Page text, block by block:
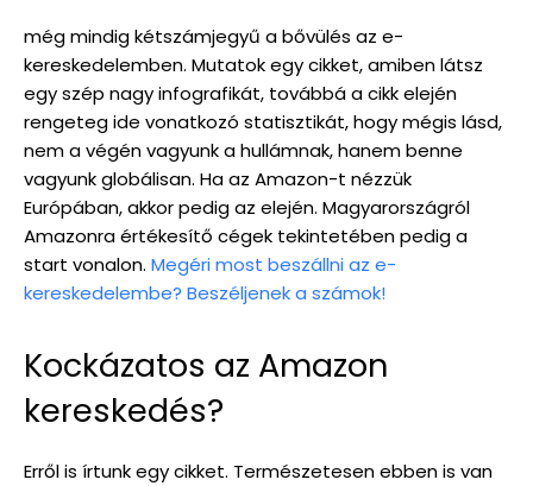
még mindig kétszámjegyű a bővülés az e-
kereskedelemben. Mutatok egy cikket, amiben látsz
egy szép nagy infografikát, továbbá a cikk elején
rengeteg ide vonatkozó statisztikát, hogy mégis lásd,
nem a végén vagyunk a hullámnak, hanem benne
vagyunk globálisan. Ha az Amazon-t nézzük
Európában, akkor pedig az elején. Magyarországról
Amazonra értékesítő cégek tekintetében pedig a
start vonalon. Megéri most beszállni az e-
kereskedelembe? Beszéljenek a számok!
Kockázatos az Amazon
kereskedés?
Erről is írtunk egy cikket. Természetesen ebben is van